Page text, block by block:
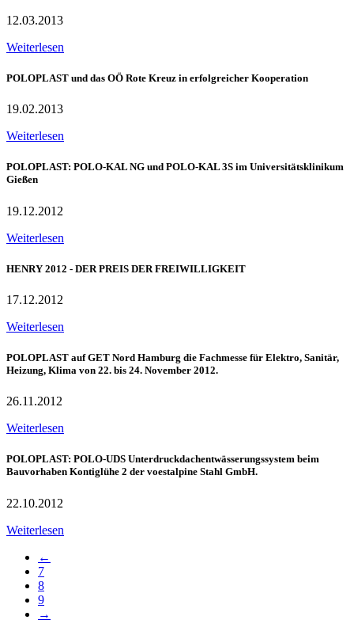
12.03.2013
Weiterlesen
POLOPLAST und das OÖ Rote Kreuz in erfolgreicher Kooperation
19.02.2013
Weiterlesen
POLOPLAST: POLO-KAL NG und POLO-KAL 3S im Universitätsklinikum
Gießen
19.12.2012
Weiterlesen
HENRY 2012 - DER PREIS DER FREIWILLIGKEIT
17.12.2012
Weiterlesen
POLOPLAST auf GET Nord Hamburg die Fachmesse für Elektro, Sanitär,
Heizung, Klima von 22. bis 24. November 2012.
26.11.2012
Weiterlesen
POLOPLAST: POLO-UDS Unterdruckdachentwässerungssystem beim
Bauvorhaben Kontiglühe 2 der voestalpine Stahl GmbH.
22.10.2012
Weiterlesen
←
7
8
9
→